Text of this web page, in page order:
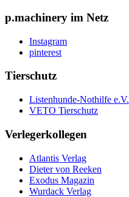
p.machinery im Netz
Instagram
pinterest
Tierschutz
Listenhunde-Nothilfe e.V.
VETO Tierschutz
Verlegerkollegen
Atlantis Verlag
Dieter von Reeken
Exodus Magazin
Wurdack Verlag